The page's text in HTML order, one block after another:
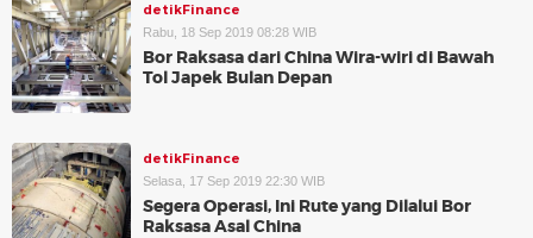
detikFinance
Rabu, 18 Sep 2019 08:28 WIB
Bor Raksasa dari China Wira-wiri di Bawah
Tol Japek Bulan Depan
detikFinance
Selasa, 17 Sep 2019 22:30 WIB
Segera Operasi, Ini Rute yang Dilalui Bor
Raksasa Asal China